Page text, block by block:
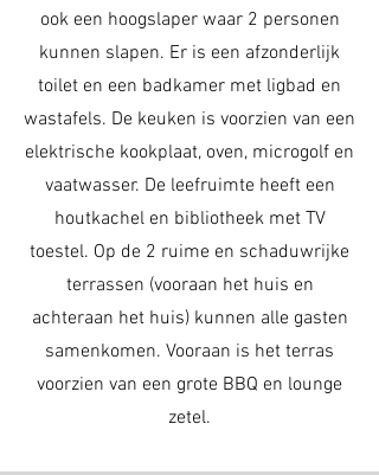
ook een hoogslaper waar 2 personen
kunnen slapen. Er is een afzonderlijk
toilet en een badkamer met ligbad en
wastafels. De keuken is voorzien van een
elektrische kookplaat, oven, microgolf en
vaatwasser. De leefruimte heeft een
houtkachel en bibliotheek met TV
toestel. Op de 2 ruime en schaduwrijke
terrassen (vooraan het huis en
achteraan het huis) kunnen alle gasten
samenkomen. Vooraan is het terras
voorzien van een grote BBQ en lounge
zetel.